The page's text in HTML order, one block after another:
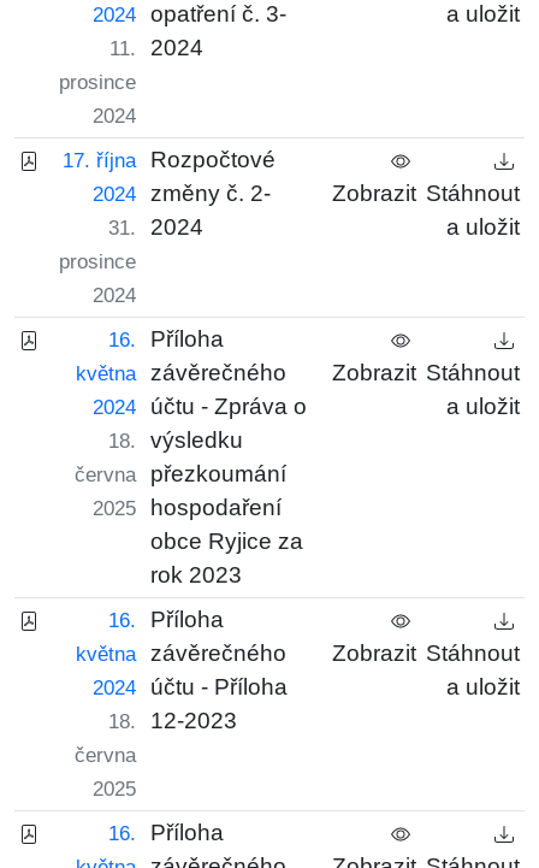
2024
11.
prosince
2024
opatření č. 3-
2024
a uložit
17. října
2024
31.
prosince
2024
Rozpočtové
změny č. 2-
2024
Zobrazit Stáhnout
a uložit
16.
května
2024
18.
června
2025
Příloha
závěrečného
účtu - Zpráva o
výsledku
přezkoumání
hospodaření
obce Ryjice za
rok 2023
Zobrazit Stáhnout
a uložit
16.
května
2024
18.
června
2025
Příloha
závěrečného
účtu - Příloha
12-2023
Zobrazit Stáhnout
a uložit
16.
Příloha